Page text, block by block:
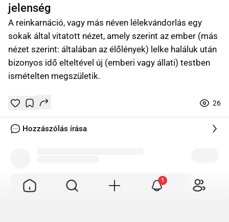
jelenség
A reinkarnáció, vagy más néven lélekvándorlás egy
sokak által vitatott nézet, amely szerint az ember (más
nézet szerint: általában az élőlények) lelke haláluk után
bizonyos idő elteltével új (emberi vagy állati) testben
ismételten megszületik.
TetszikMentés
0
26
0 online
Hozzászólás írása
1